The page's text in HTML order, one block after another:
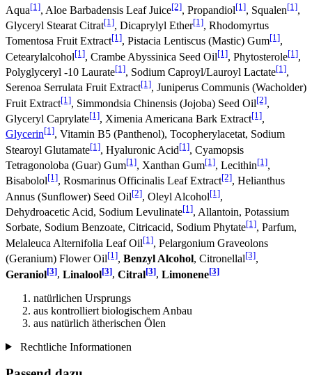
Aqua[1], Aloe Barbadensis Leaf Juice[2], Propandiol[1], Squalen[1],
Glyceryl Stearat Citrat[1], Dicaprylyl Ether[1], Rhodomyrtus
Tomentosa Fruit Extract[1], Pistacia Lentiscus (Mastic) Gum[1],
Cetearylalcohol[1], Crambe Abyssinica Seed Oil[1], Phytosterole[1],
Polyglyceryl -10 Laurate[1], Sodium Caproyl/Lauroyl Lactate[1],
Serenoa Serrulata Fruit Extract[1], Juniperus Communis (Wacholder)
Fruit Extract[1], Simmondsia Chinensis (Jojoba) Seed Oil[2],
Glyceryl Caprylate[1], Ximenia Americana Bark Extract[1],
Glycerin[1], Vitamin B5 (Panthenol), Tocopherylacetat, Sodium
Stearoyl Glutamate[1], Hyaluronic Acid[1], Cyamopsis
Tetragonoloba (Guar) Gum[1], Xanthan Gum[1], Lecithin[1],
Bisabolol[1], Rosmarinus Officinalis Leaf Extract[2], Helianthus
Annus (Sunflower) Seed Oil[2], Oleyl Alcohol[1],
Dehydroacetic Acid, Sodium Levulinate[1], Allantoin, Potassium
Sorbate, Sodium Benzoate, Citricacid, Sodium Phytate[1], Parfum,
Melaleuca Alternifolia Leaf Oil[1], Pelargonium Graveolons
(Geranium) Flower Oil[1], Benzyl Alcohol, Citronellal[3],
Geraniol[3], Linalool[3], Citral[3], Limonene[3]
natürlichen Ursprungs
aus kontrolliert biologischem Anbau
aus natürlich ätherischen Ölen
Rechtliche Informationen